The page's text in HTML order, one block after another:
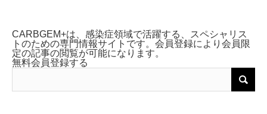
CARBGEM+は、感染症領域で活躍する、スペシャリス
トのための専門情報サイトです。会員登録により会員限
定の記事の閲覧が可能になります。
無料会員登録する